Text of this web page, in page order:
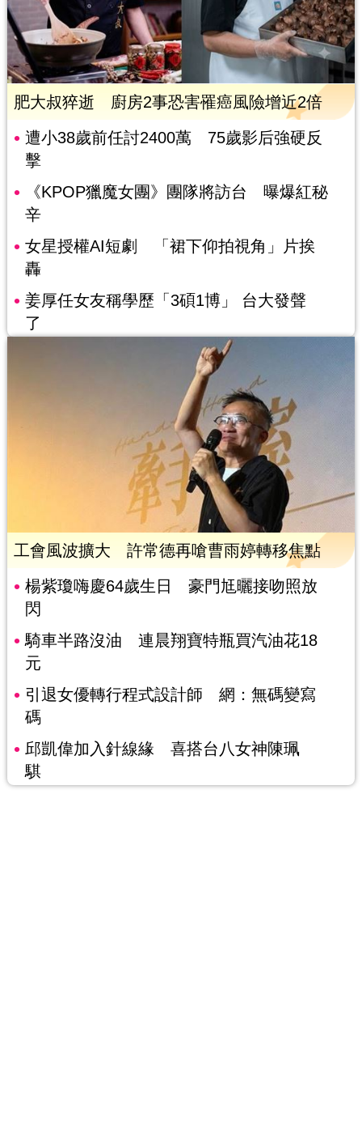
肥大叔猝逝 廚房2事恐害罹癌風險增近2倍
遭小38歲前任討2400萬 75歲影后強硬反
擊
《KPOP獵魔女團》團隊將訪台 曝爆紅秘
辛
女星授權AI短劇 「裙下仰拍視角」片挨
轟
姜厚任女友稱學歷「3碩1博」 台大發聲
了
工會風波擴大 許常德再嗆曹雨婷轉移焦點
楊紫瓊嗨慶64歲生日 豪門尪曬接吻照放
閃
騎車半路沒油 連晨翔寶特瓶買汽油花18
元
引退女優轉行程式設計師 網：無碼變寫
碼
邱凱偉加入針線緣 喜搭台八女神陳珮
騏